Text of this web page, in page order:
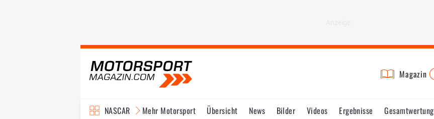
Magazin
NASCAR Mehr Motorsport Übersicht News Bilder Videos Ergebnisse Gesamtwertung